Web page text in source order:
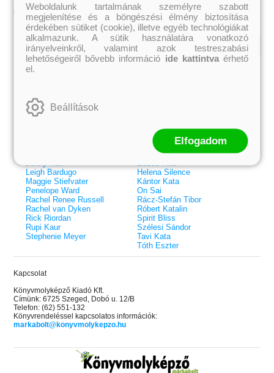
21.
dicsőség (Az Előhírnök-trilógia
3.)
Különleges éldekorált kiadás!
31.
Kosárba
Kiemelt szerzőink
Cassandra Clare
Colleen Hoover
Elle Kennedy
Jenny Han
Leigh Bardugo
Maggie Stiefvater
Penelope Ward
Rachel Renee Russell
Rachel van Dyken
Rick Riordan
Rupi Kaur
Stephenie Meyer
Böszörményi Gyula
Cselenyák Imre
Csukás István
Ecsédi Orsolya
Eszes Rita
Helena Silence
Kántor Kata
On Sai
Rácz-Stefán Tibor
Róbert Katalin
Spirit Bliss
Szélesi Sándor
Tavi Kata
Tóth Eszter
Kapcsolat
Könyvmolyképző Kiadó Kft.
Címünk: 6725 Szeged, Dobó u. 12/B
Telefon: (62) 551-132
Könyvrendeléssel kapcsolatos információk:
markabolt@konyvmolykepzo.hu
Weboldalunk tartalmának személyre szabott
megjelenítése és a böngészési élmény biztosítása
érdekében sütiket (cookie), illetve egyéb technológiákat
alkalmazunk. A sütik használatára vonatkozó
irányelveinkről, valamint azok testreszabási
lehetőségeiről bővebb információ ide kattintvaérhető
el.
Beállítások
Elfogadom